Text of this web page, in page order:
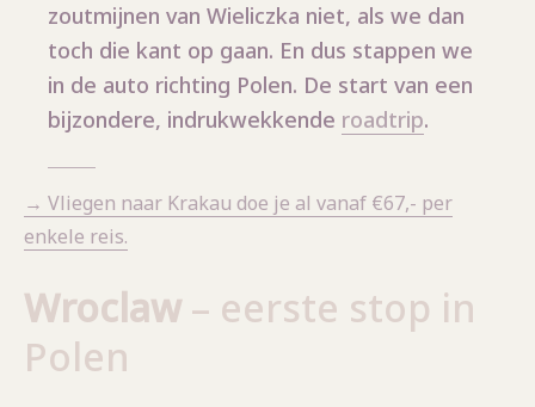
zoutmijnen van Wieliczka niet, als we dan
toch die kant op gaan. En dus stappen we
in de auto richting Polen. De start van een
bijzondere, indrukwekkende roadtrip.
→ Vliegen naar Krakau doe je al vanaf €67,- per
enkele reis.
Wroclaw– eerste stop in
Polen